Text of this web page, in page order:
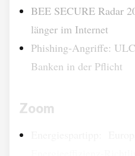
BEE SECURE Radar
länger im Internet
Phishing-Angriffe:
Banken in der Pflicht
Zoom